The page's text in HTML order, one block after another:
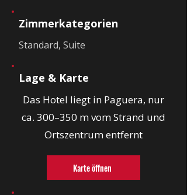
Zimmerkategorien
Standard, Suite
Lage & Karte
Das Hotel liegt in Paguera, nur
ca. 300–350 m vom Strand und
Ortszentrum entfernt
Karte öffnen